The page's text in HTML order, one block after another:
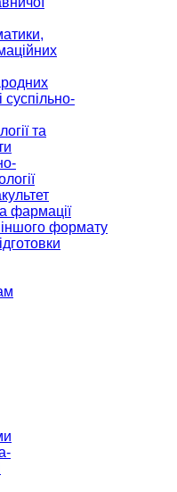
суспільно-
та
фармації
іншого формату